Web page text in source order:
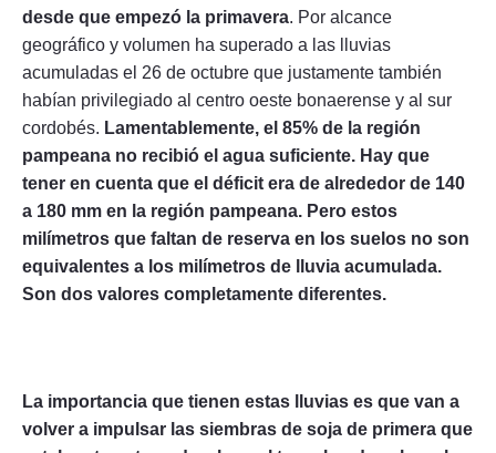
desde que empezó la primavera. Por alcance
geográfico y volumen ha superado a las lluvias
acumuladas el 26 de octubre que justamente también
habían privilegiado al centro oeste bonaerense y al sur
cordobés. Lamentablemente, el 85% de la región
pampeana no recibió el agua suficiente. Hay que
tener en cuenta que el déficit era de alrededor de 140
a 180 mm en la región pampeana. Pero estos
milímetros que faltan de reserva en los suelos no son
equivalentes a los milímetros de lluvia acumulada.
Son dos valores completamente diferentes.
La importancia que tienen estas lluvias es que van a
volver a impulsar las siembras de soja de primera que